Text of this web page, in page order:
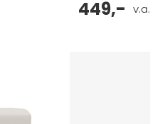
v.a.
449,-